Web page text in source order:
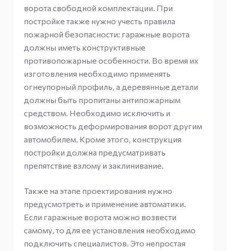
ворота свободной комплектации. При
постройке также нужно учесть правила
пожарной безопасности: гаражные ворота
должны иметь конструктивные
противопожарные особенности. Во время их
изготовления необходимо применять
огнеупорный профиль, а деревянные детали
должны быть пропитаны антипожарным
средством. Необходимо исключить и
возможность деформирования ворот другим
автомобилем. Кроме этого, конструкция
постройки должна предусматривать
препятствие взлому и заклинивание.
Также на этапе проектирования нужно
предусмотреть и применение автоматики.
Если гаражные ворота можно возвести
самому, то для ее установления необходимо
подключить специалистов. Это непростая